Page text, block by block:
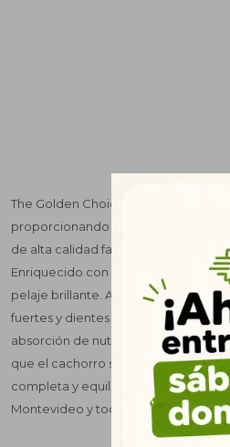
The Golden Choice Perro Cachorro
proporcionando una nutrición
de alta calidad favorece el
Enriquecido con DHA, Omega 3 y
pelaje brillante. Además, su fórmula
fuertes y dientes saludables. Los
absorción de nutrientes esenciales.
que el cachorro se mantenga
completa y equilibrada para crecer
Montevideo y todo Uruguay.